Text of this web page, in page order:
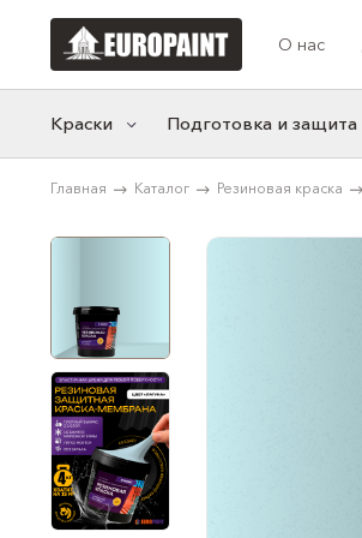
О нас
Краски
Категории
Моющаяся краска
Резиновая краска
Краска для мебели
Подготовка и защита
Главная Каталог Резиновая краска